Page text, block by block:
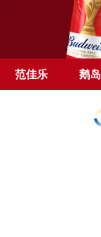
范佳乐 鹅岛